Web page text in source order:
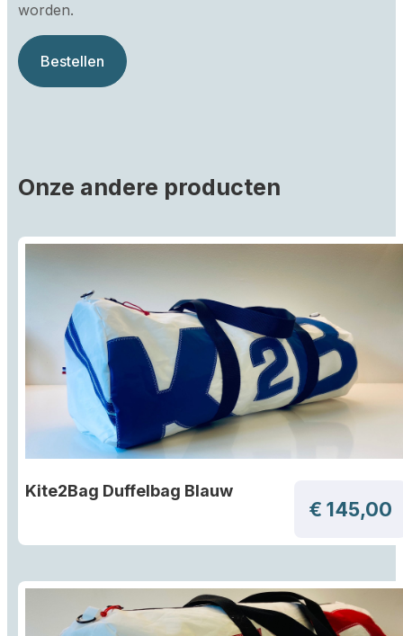
worden.
Bestellen
Onze andere producten
Kite2Bag Duffelbag Blauw
€ 145,00